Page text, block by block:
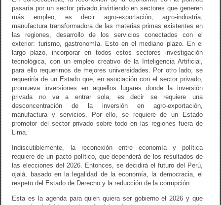
pasaría por un sector privado invirtiendo en sectores que generen
más empleo, es decir agro-exportación, agro-industria,
manufactura transformadora de las materias primas existentes en
las regiones, desarrollo de los servicios conectados con el
exterior: turismo, gastronomía. Esto en el mediano plazo. En el
largo plazo, incorporar en todos estos sectores investigación
tecnológica, con un empleo creativo de la Inteligencia Artificial,
para ello requerimos de mejores universidades. Por otro lado, se
requeriría de un Estado que, en asociación con el sector privado,
promueva inversiones en aquellos lugares donde la inversión
privada no va a entrar sola, es decir se requiere una
desconcentración de la inversión en agro-exportación,
manufactura y servicios. Por ello, se requiere de un Estado
promotor del sector privado sobre todo en las regiones fuera de
Lima.
Indiscutiblemente, la reconexión entre economía y política
requiere de un pacto político, que dependerá de los resultados de
las elecciones del 2026. Entonces, se decidirá el futuro del Perú,
ojalá, basado en la legalidad de la economía, la democracia, el
respeto del Estado de Derecho y la reducción de la corrupción.
Esta es la agenda para quien quiera ser gobierno el 2026 y que